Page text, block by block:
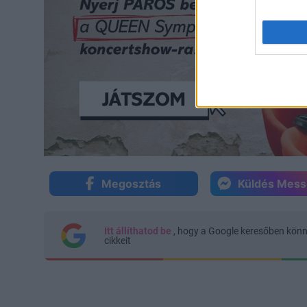
Megosztás Küldés
Itt állíthatod be , hogy a Google keresőben
cikkeit